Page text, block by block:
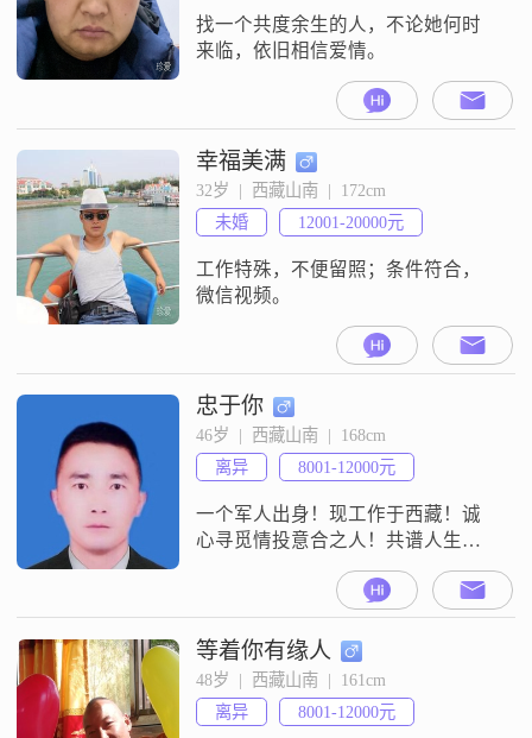
找一个共度余生的人，不论她何时
来临，依旧相信爱情。
幸福美满
32岁  |  西藏山南  |  172cm
未婚
12001-20000元
工作特殊，不便留照；条件符合，
微信视频。
忠于你
46岁  |  西藏山南  |  168cm
离异
8001-12000元
一个军人出身！现工作于西藏！诚
心寻觅情投意合之人！共谱人生篇
等着你有缘人
48岁  |  西藏山南  |  161cm
离异
8001-12000元